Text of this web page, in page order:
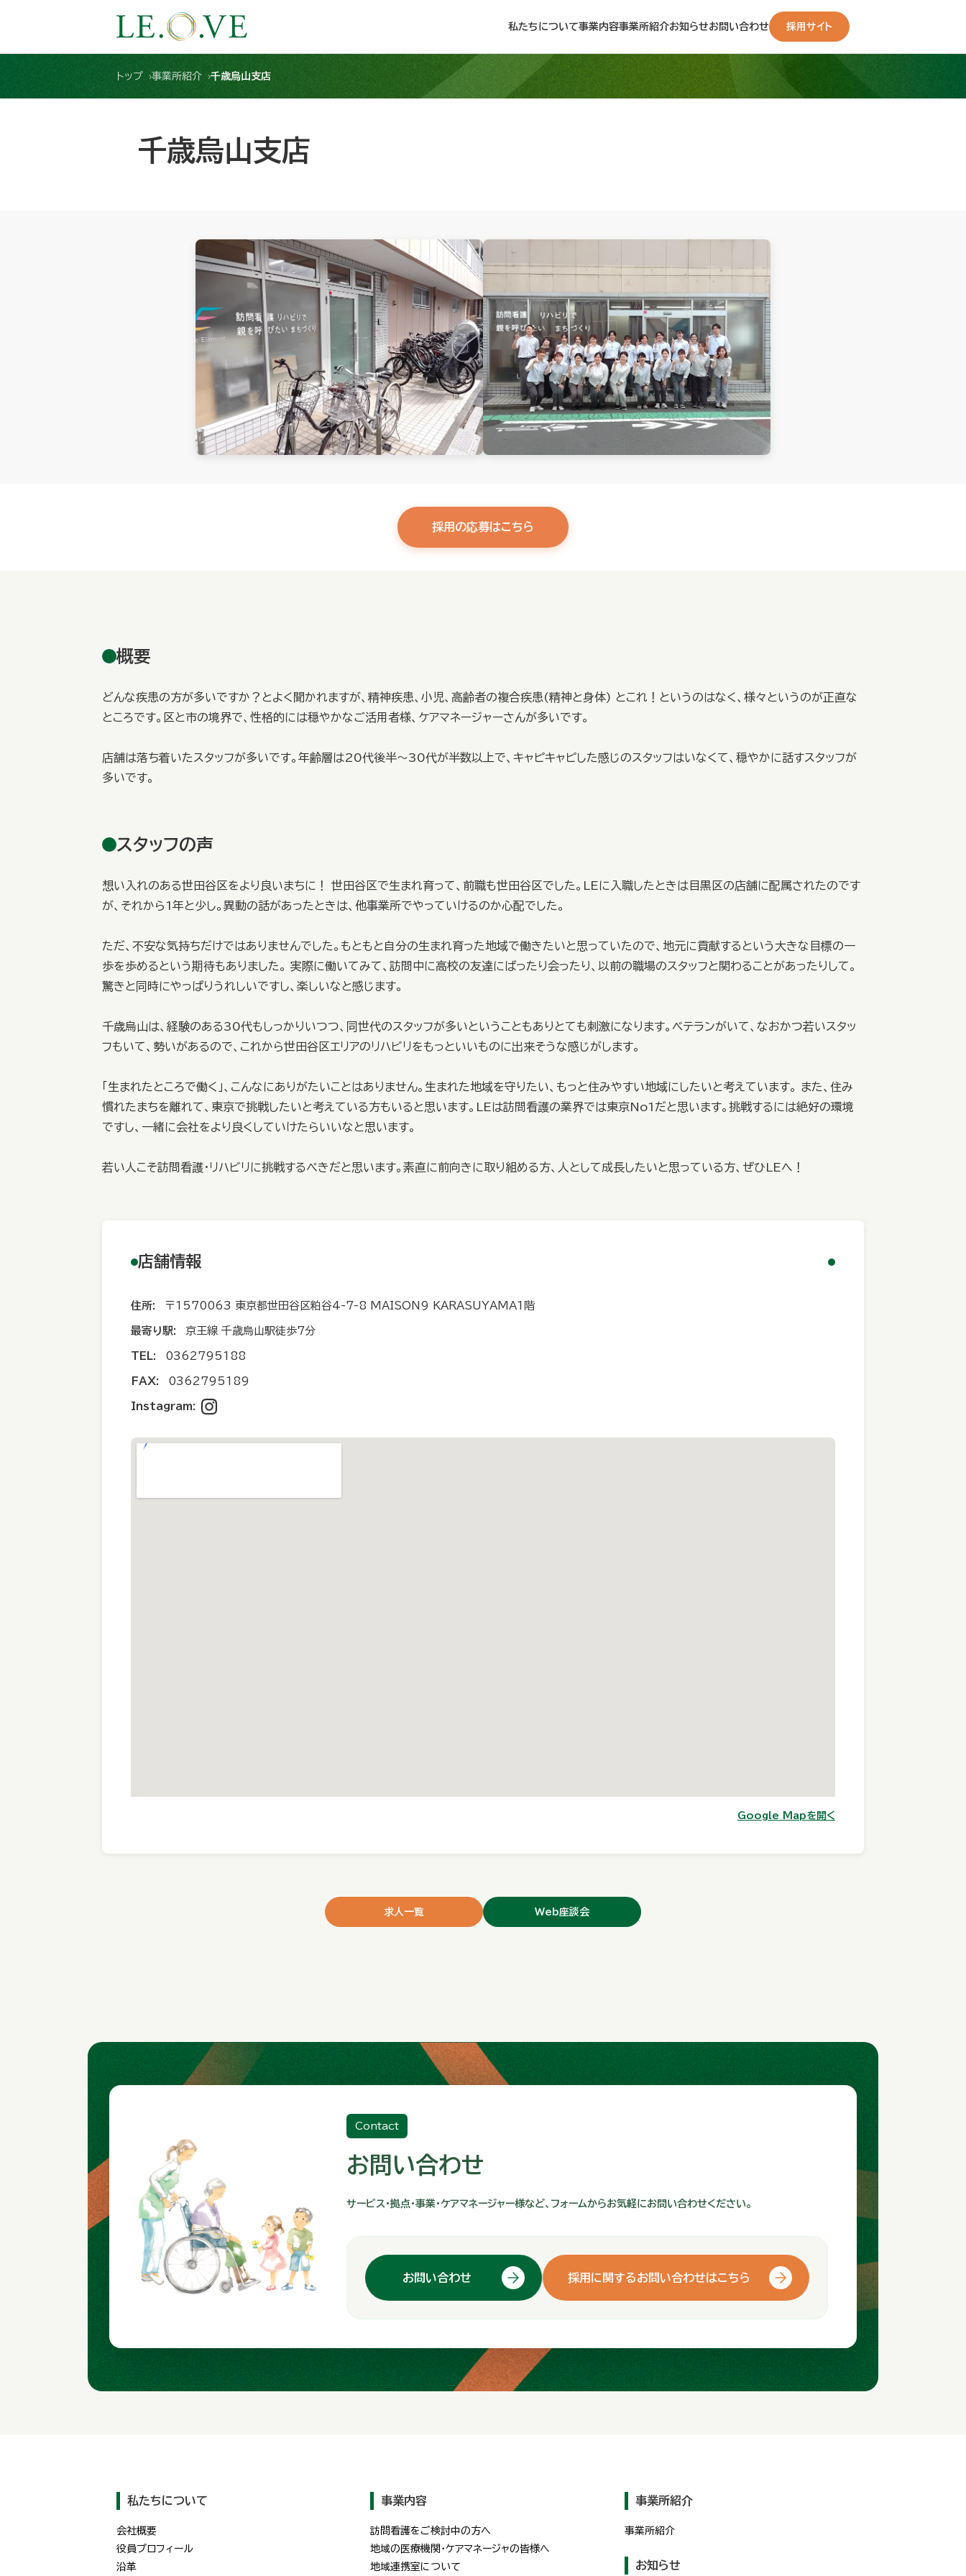
私たちについて事業内容事業所紹介お知らせお問い合わせ 採用サイト
トップ 事業所紹介 千歳烏山支店
千歳烏山支店
採用の応募はこちら
概要
どんな疾患の方が多いですか？とよく聞かれますが、精神疾患、小児、高齢者の複合疾患(精神と身体) とこれ！というのはなく、様々というのが正直な
ところです。区と市の境界で、性格的には穏やかなご活用者様、ケアマネージャーさんが多いです。
店舗は落ち着いたスタッフが多いです。年齢層は20代後半～30代が半数以上で、キャピキャピした感じのスタッフはいなくて、穏やかに話すスタッフが
多いです。
スタッフの声
想い入れのある世田谷区をより良いまちに！ 世田谷区で生まれ育って、前職も世田谷区でした。LEに入職したときは目黒区の店舗に配属されたのです
が、それから1年と少し。異動の話があったときは、他事業所でやっていけるのか心配でした。
ただ、不安な気持ちだけではありませんでした。もともと自分の生まれ育った地域で働きたいと思っていたので、地元に貢献するという大きな目標の一
歩を歩めるという期待もありました。 実際に働いてみて、訪問中に高校の友達にばったり会ったり、以前の職場のスタッフと関わることがあったりして。
驚きと同時にやっぱりうれしいですし、楽しいなと感じます。
千歳烏山は、経験のある30代もしっかりいつつ、同世代のスタッフが多いということもありとても刺激になります。ベテランがいて、なおかつ若いスタッ
フもいて、勢いがあるので、これから世田谷区エリアのリハビリをもっといいものに出来そうな感じがします。
「生まれたところで働く」、こんなにありがたいことはありません。生まれた地域を守りたい、もっと住みやすい地域にしたいと考えています。 また、住み
慣れたまちを離れて、東京で挑戦したいと考えている方もいると思います。LEは訪問看護の業界では東京No1だと思います。挑戦するには絶好の環境
ですし、一緒に会社をより良くしていけたらいいなと思います。
若い人こそ訪問看護・リハビリに挑戦するべきだと思います。素直に前向きに取り組める方、人として成長したいと思っている方、ぜひLEへ！
店舗情報
住所: 〒1570063 東京都世田谷区粕谷4-7-8 MAISON9 KARASUYAMA1階
最寄り駅: 京王線 千歳烏山駅徒歩7分
TEL: 0362795188
FAX: 0362795189
Instagram:
Google Mapを開く
求人一覧 Web座談会
Contact
お問い合わせ
サービス・拠点・事業・ケアマネージャー様など、フォームからお気軽にお問い合わせください。
お問い合わせ 採用に関するお問い合わせはこちら
私たちについて
会社概要
役員プロフィール
沿革
事業内容
訪問看護をご検討中の方へ
地域の医療機関・ケアマネージャの皆様へ
地域連携室について
事業所紹介
事業所紹介
お知らせ